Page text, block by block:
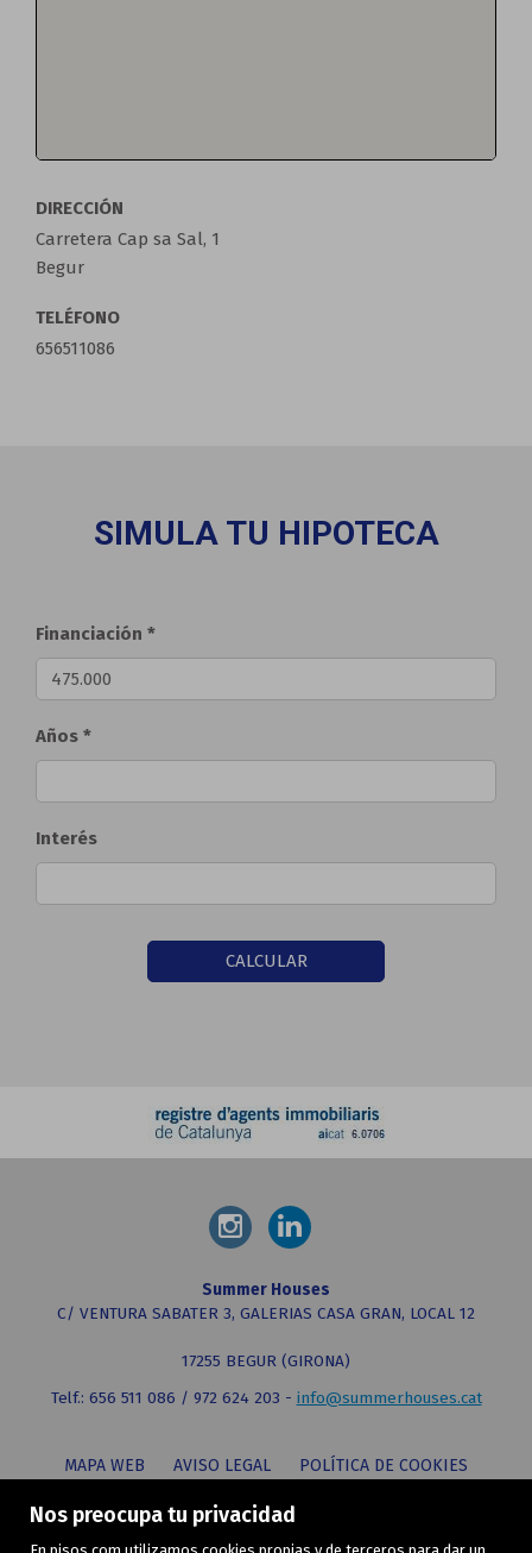
Nos preocupa tu privacidad
DIRECCIÓN
Carretera Cap sa Sal, 1
Begur
TELÉFONO
656511086
SIMULA TU HIPOTECA
Financiación *
Años *
Interés
CALCULAR
Summer Houses
C/ VENTURA SABATER 3, GALERIAS CASA GRAN, LOCAL 12
17255 BEGUR (GIRONA)
Telf.: 656 511 086 / 972 624 203 - info@summerhouses.cat
MAPA WEB AVISO LEGAL POLÍTICA DE COOKIES